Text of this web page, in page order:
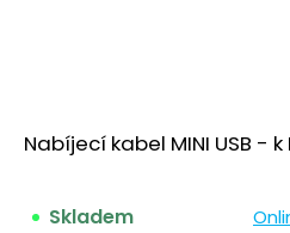
Nabíjecí kabel MINI USB -
Skladem